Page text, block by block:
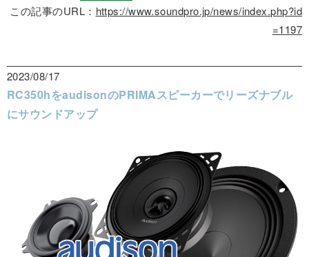
この記事のURL： https://www.soundpro.jp/news/index.php?id
=1197
2023/08/17
RC350hをaudisonのPRIMAスピーカーでリーズナブル
にサウンドアップ